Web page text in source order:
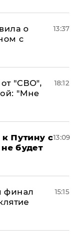
о
с
13:37
"СВО",
"Мне
18:12
Путину с
будет
13:09
финал
15:15